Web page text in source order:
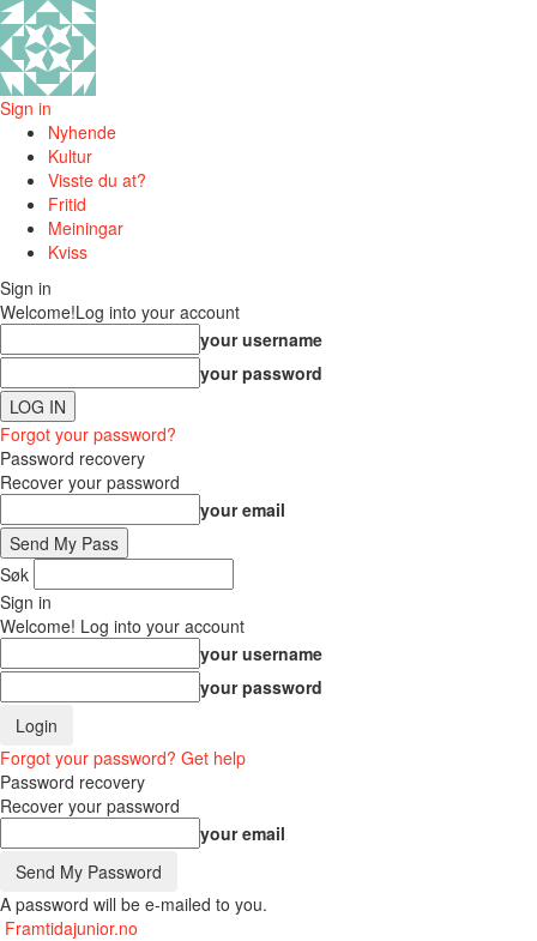
Sign in
Nyhende
Kultur
Visste du at?
Fritid
Meiningar
Kviss
Sign in
Welcome!Log into your account
your username
your password
Forgot your password?
Password recovery
Recover your password
your email
Søk
Sign in
Welcome! Log into your account
your username
your password
Forgot your password? Get help
Password recovery
Recover your password
your email
A password will be e-mailed to you.
Framtidajunior.no